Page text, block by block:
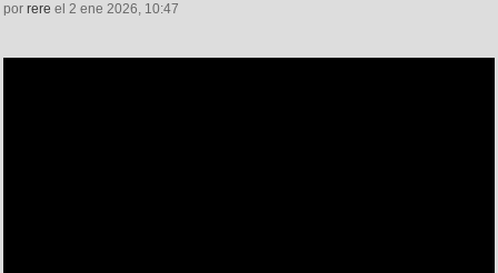
por rere el 2 ene 2026, 10:47